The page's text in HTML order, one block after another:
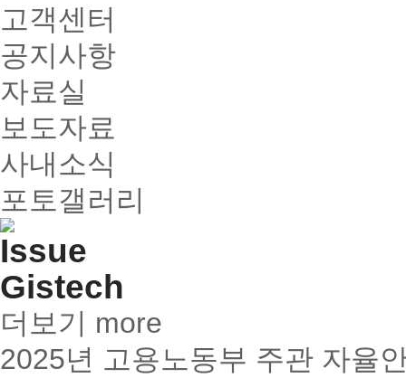
고객센터
공지사항
자료실
보도자료
사내소식
포토갤러리
더보기 more
2025년 고용노동부 주관 자율